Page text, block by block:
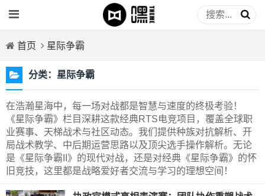
首页 星际争霸
分类： 星际争霸
在浩瀚星海中，每一场对战都是智慧与速度的终极考验！
《星际争霸》栏目深耕这款经典RTS电竞项目，覆盖全球职
业赛事、天梯战术与社区动态。我们提供种族对抗解析、开
局战术教学、中后期运营思路以及顶尖选手操作解析。无论
是《星际争霸II》的现代对战，还是对经典《星际争霸》的怀
旧竞技，这里都是战略爱好者交流与学习的理想空间！